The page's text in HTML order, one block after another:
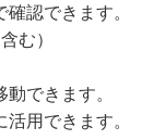
認できます。
む）
できます。
用できます。